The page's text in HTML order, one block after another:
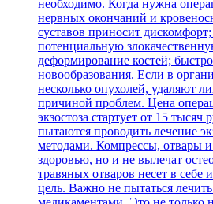
необходимо. Когда нужна
нервных окончаний и
суставов приносит
потенциальную
деформирование костей;
новообразования. Если в
несколько опухолей, удаляют
причиной проблем. Цена
экзостоза стартует от 15
пытаются проводить лечение
методами. Компрессы, отвары и
здоровью, но и не вылечат
травяных отваров несет в себе
цель. Важно не пытаться